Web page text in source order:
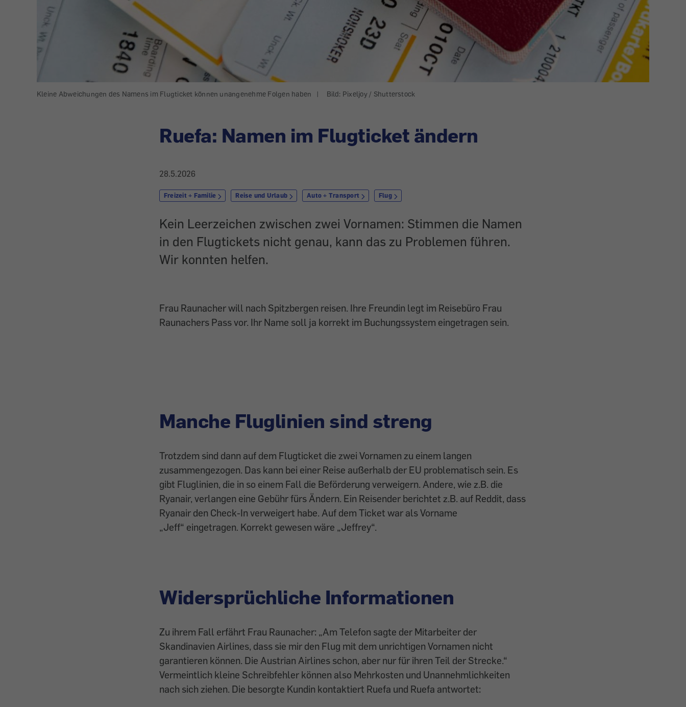
Kleine Abweichungen des Namens im Flugticket können unangenehme Folgen haben | Bild: Pixeljoy / Shutterstock
Ruefa: Namen im Flugticket ändern
28.5.2026
Freizeit + Familie Reise und Urlaub Auto + Transport Flug
Kein Leerzeichen zwischen zwei Vornamen: Stimmen die Namen
in den Flugtickets nicht genau, kann das zu Problemen führen.
Wir konnten helfen.
Frau Raunacher will nach Spitzbergen reisen. Ihre Freundin legt im Reisebüro Frau
Raunachers Pass vor. Ihr Name soll ja korrekt im Buchungssystem eingetragen sein.
Manche Fluglinien sind streng
Trotzdem sind dann auf dem Flugticket die zwei Vornamen zu einem langen
zusammengezogen. Das kann bei einer Reise außerhalb der EU problematisch sein. Es
gibt Fluglinien, die in so einem Fall die Beförderung verweigern. Andere, wie z.B. die
Ryanair, verlangen eine Gebühr fürs Ändern. Ein Reisender berichtet z.B. auf Reddit, dass
Ryanair den Check-In verweigert habe. Auf dem Ticket war als Vorname
„Jeff“ eingetragen. Korrekt gewesen wäre „Jeffrey“.
Widersprüchliche Informationen
Zu ihrem Fall erfährt Frau Raunacher: „Am Telefon sagte der Mitarbeiter der
Skandinavien Airlines, dass sie mir den Flug mit dem unrichtigen Vornamen nicht
garantieren können. Die Austrian Airlines schon, aber nur für ihren Teil der Strecke.“
Vermeintlich kleine Schreibfehler können also Mehrkosten und Unannehmlichkeiten
nach sich ziehen. Die besorgte Kundin kontaktiert Ruefa und Ruefa antwortet: